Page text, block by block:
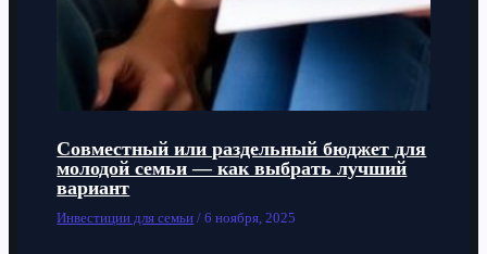
Совместный или раздельный бюджет для
молодой семьи — как выбрать лучший
вариант
Инвестиции для семьи /6 ноября, 2025